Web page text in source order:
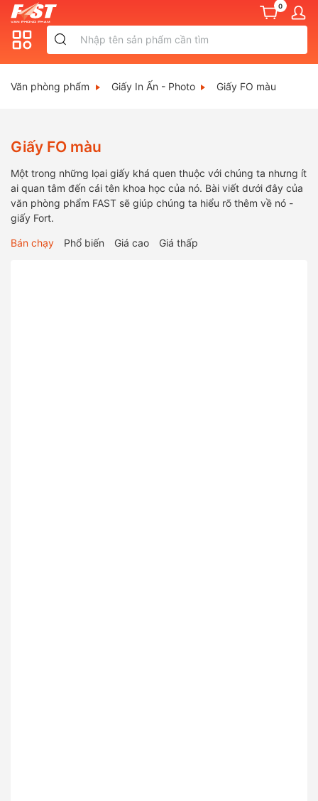
0
Văn phòng phẩm Giấy In Ấn - Photo Giấy FO màu
Giấy FO màu
Một trong những lọai giấy khá quen thuộc với chúng ta nhưng ít
ai quan tâm đến cái tên khoa học của nó. Bài viết dưới đây của
văn phòng phẩm FAST sẽ giúp chúng ta hiểu rõ thêm về nó -
giấy Fort.
Bán chạy Phổ biến Giá cao Giá thấp